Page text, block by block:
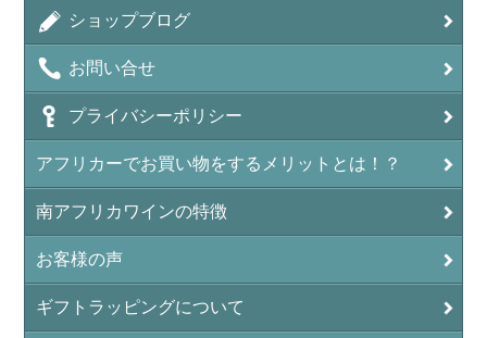
ショップブログ
お問い合せ
プライバシーポリシー
アフリカーでお買い物をするメリットとは！？
南アフリカワインの特徴
お客様の声
ギフトラッピングについて